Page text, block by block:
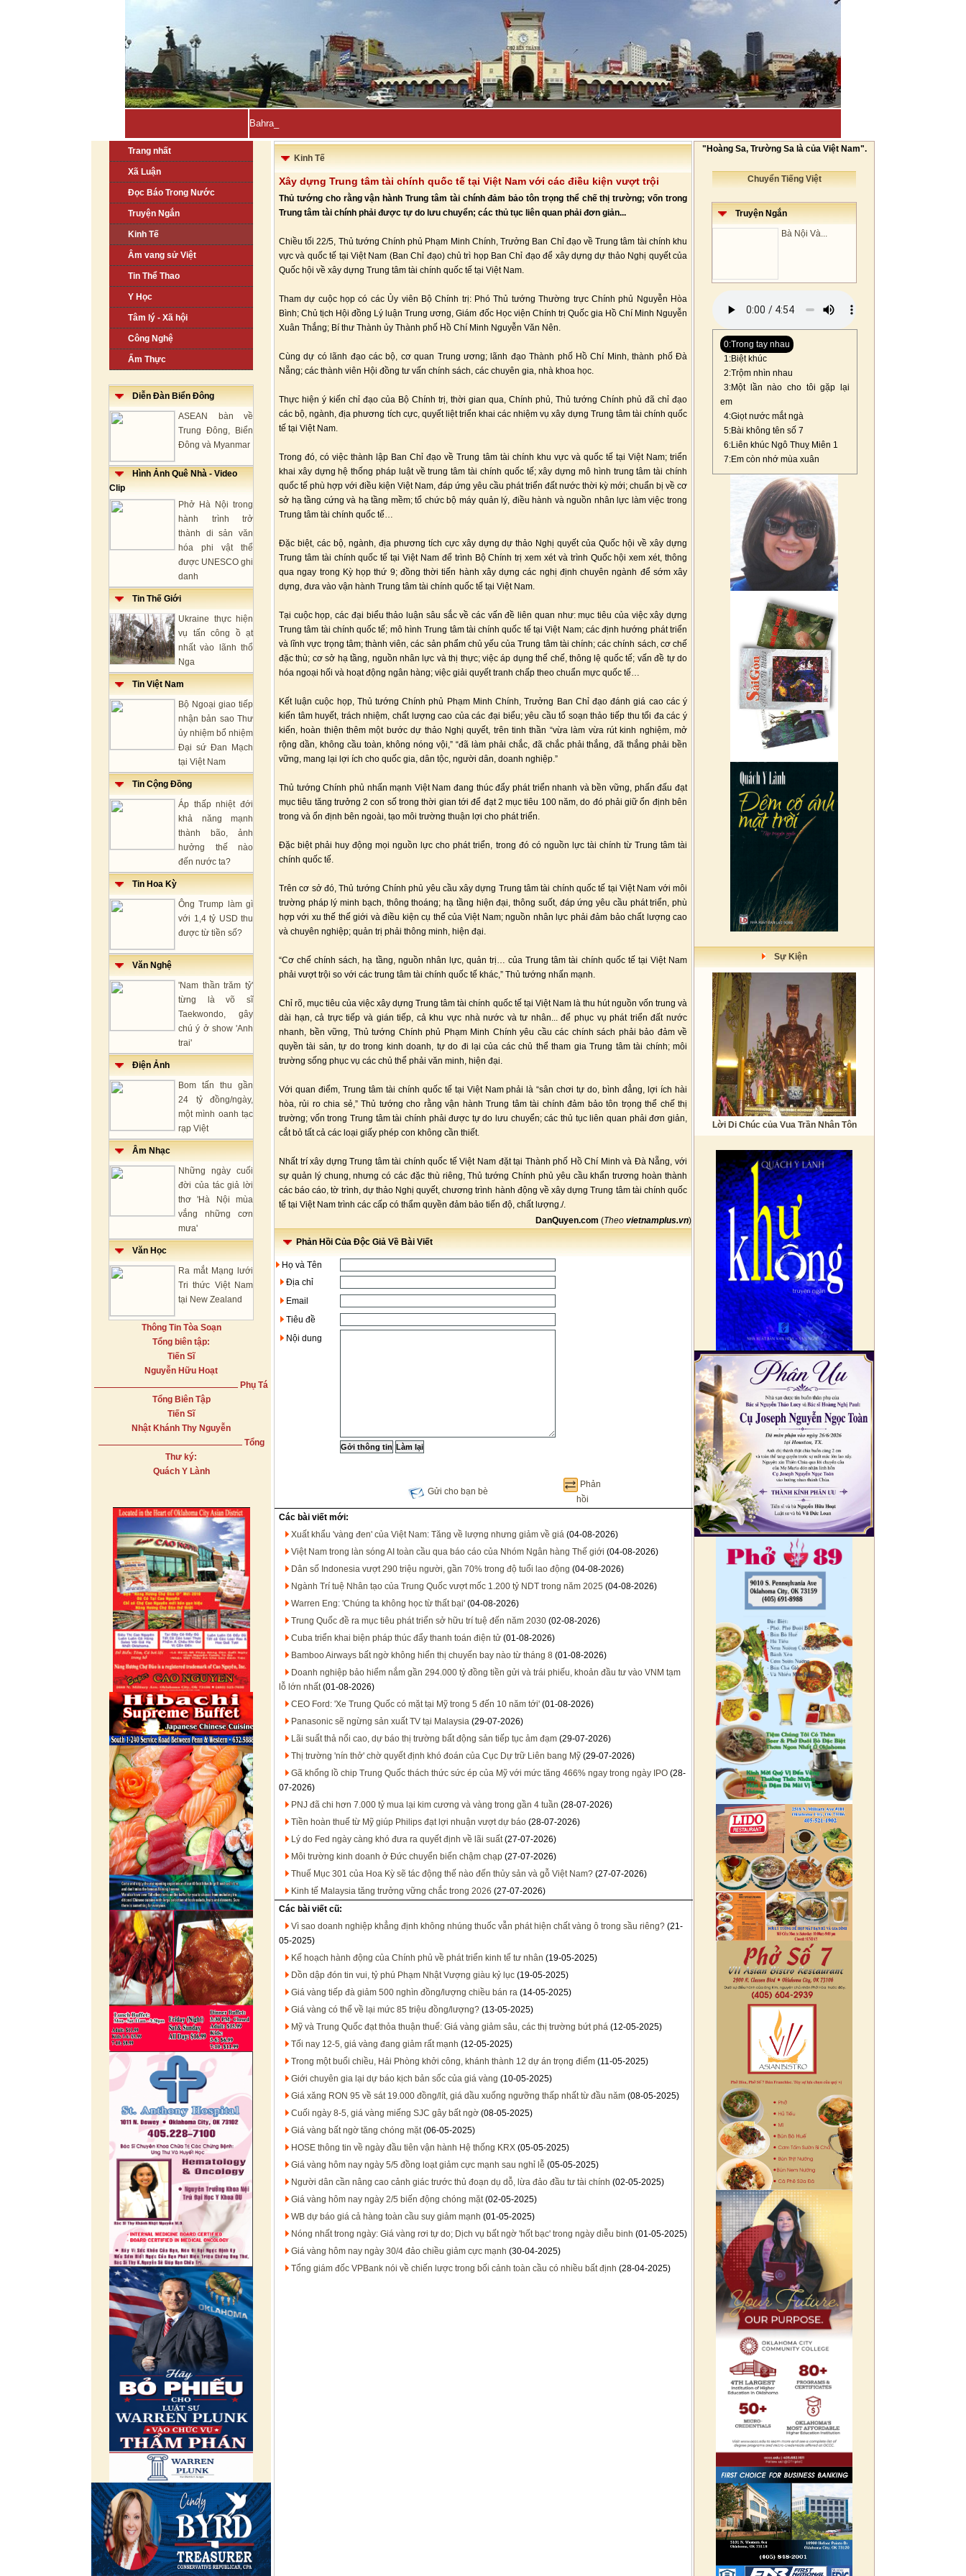
Bahrain, Kuwait tuyên bố đẩy l-
Trang nhất
Xã Luận
Đọc Báo Trong Nước
Truyện Ngắn
Kinh Tế
Âm vang sử Việt
Tin Thể Thao
Y Học
Tâm lý - Xã hội
Công Nghệ
Ẩm Thực
Diễn Đàn Biển Đông
ASEAN bàn về
Trung Đông, Biển
Đông và Myanmar
Hình Ảnh Quê Nhà - Video
Clip
Phở Hà Nội trong
hành trình trở
thành di sản văn
hóa phi vật thể
được UNESCO ghi
danh
Tin Thế Giới
Ukraine thực hiện
vụ tấn công ồ ạt
nhất vào lãnh thổ
Nga
Tin Việt Nam
Bộ Ngoại giao tiếp
nhận bản sao Thư
ủy nhiệm bổ nhiệm
Đại sứ Đan Mạch
tại Việt Nam
Tin Cộng Đồng
Áp thấp nhiệt đới
khả năng mạnh
thành bão, ảnh
hưởng thế nào
đến nước ta?
Tin Hoa Kỳ
Ông Trump làm gì
với 1,4 tỷ USD thu
được từ tiền số?
Văn Nghệ
'Nam thần trăm tỷ'
từng là võ sĩ
Taekwondo, gây
chú ý ở show 'Anh
trai'
Điện Ảnh
Bom tấn thu gần
24 tỷ đồng/ngày,
một mình oanh tạc
rạp Việt
Âm Nhạc
Những ngày cuối
đời của tác giả lời
thơ 'Hà Nội mùa
vắng những cơn
mưa'
Văn Học
Ra mắt Mạng lưới
Tri thức Việt Nam
tại New Zealand
Thông Tin Tòa Soạn
Tổng biên tập:
Tiến Sĩ
Nguyễn Hữu Hoạt
Phụ Tá
Tổng Biên Tập
Tiến Sĩ
Nhật Khánh Thy Nguyễn
Tổng
Thư ký:
Quách Y Lành
Kinh Tế
Xây dựng Trung tâm tài chính quốc tế tại Việt Nam với các điều kiện vượt trội
Thủ tướng cho rằng vận hành Trung tâm tài chính đảm bảo tôn trọng thể chế thị trường; vốn trong
Trung tâm tài chính phải được tự do lưu chuyển; các thủ tục liên quan phải đơn giản...
Chiều tối 22/5, Thủ tướng Chính phủ Phạm Minh Chính, Trưởng Ban Chỉ đạo về Trung tâm tài chính khu
vực và quốc tế tại Việt Nam (Ban Chỉ đạo) chủ trì họp Ban Chỉ đạo để xây dựng dự thảo Nghị quyết của
Quốc hội về xây dựng Trung tâm tài chính quốc tế tại Việt Nam.
Tham dự cuộc họp có các Ủy viên Bộ Chính trị: Phó Thủ tướng Thường trực Chính phủ Nguyễn Hòa
Bình; Chủ tịch Hội đồng Lý luận Trung ương, Giám đốc Học viện Chính trị Quốc gia Hồ Chí Minh Nguyễn
Xuân Thắng; Bí thư Thành ủy Thành phố Hồ Chí Minh Nguyễn Văn Nên.
Cùng dự có lãnh đạo các bộ, cơ quan Trung ương; lãnh đạo Thành phố Hồ Chí Minh, thành phố Đà
Nẵng; các thành viên Hội đồng tư vấn chính sách, các chuyên gia, nhà khoa học.
Thực hiện ý kiến chỉ đạo của Bộ Chính trị, thời gian qua, Chính phủ, Thủ tướng Chính phủ đã chỉ đạo
các bộ, ngành, địa phương tích cực, quyết liệt triển khai các nhiệm vụ xây dựng Trung tâm tài chính quốc
tế tại Việt Nam.
Trong đó, có việc thành lập Ban Chỉ đạo về Trung tâm tài chính khu vực và quốc tế tại Việt Nam; triển
khai xây dựng hệ thống pháp luật về trung tâm tài chính quốc tế; xây dựng mô hình trung tâm tài chính
quốc tế phù hợp với điều kiện Việt Nam, đáp ứng yêu cầu phát triển đất nước thời kỳ mới; chuẩn bị về cơ
sở hạ tầng cứng và hạ tầng mềm; tổ chức bộ máy quản lý, điều hành và nguồn nhân lực làm việc trong
Trung tâm tài chính quốc tế…
Đặc biệt, các bộ, ngành, địa phương tích cực xây dựng dự thảo Nghị quyết của Quốc hội về xây dựng
Trung tâm tài chính quốc tế tại Việt Nam để trình Bộ Chính trị xem xét và trình Quốc hội xem xét, thông
qua ngay trong Kỳ họp thứ 9; đồng thời tiến hành xây dựng các nghị định chuyên ngành để sớm xây
dựng, đưa vào vận hành Trung tâm tài chính quốc tế tại Việt Nam.
Tại cuộc họp, các đại biểu thảo luận sâu sắc về các vấn đề liên quan như: mục tiêu của việc xây dựng
Trung tâm tài chính quốc tế; mô hình Trung tâm tài chính quốc tế tại Việt Nam; các định hướng phát triển
và lĩnh vực trọng tâm; thành viên, các sản phẩm chủ yếu của Trung tâm tài chính; các chính sách, cơ chế
đặc thù; cơ sở hạ tầng, nguồn nhân lực và thị thực; việc áp dụng thể chế, thông lệ quốc tế; vấn đề tự do
hóa ngoại hối và hoạt động ngân hàng; việc giải quyết tranh chấp theo chuẩn mực quốc tế…
Kết luận cuộc họp, Thủ tướng Chính phủ Phạm Minh Chính, Trưởng Ban Chỉ đạo đánh giá cao các ý
kiến tâm huyết, trách nhiệm, chất lượng cao của các đại biểu; yêu cầu tổ soạn thảo tiếp thu tối đa các ý
kiến, hoàn thiện thêm một bước dự thảo Nghị quyết, trên tinh thần “vừa làm vừa rút kinh nghiệm, mở
rộng dần, không cầu toàn, không nóng vội,” “đã làm phải chắc, đã chắc phải thắng, đã thắng phải bền
vững, mang lại lợi ích cho quốc gia, dân tộc, người dân, doanh nghiệp.”
Thủ tướng Chính phủ nhấn mạnh Việt Nam đang thúc đẩy phát triển nhanh và bền vững, phấn đấu đạt
mục tiêu tăng trưởng 2 con số trong thời gian tới để đạt 2 mục tiêu 100 năm, do đó phải giữ ổn định bên
trong và ổn định bên ngoài, tạo môi trường thuận lợi cho phát triển.
Đặc biệt phải huy động mọi nguồn lực cho phát triển, trong đó có nguồn lực tài chính từ Trung tâm tài
chính quốc tế.
Trên cơ sở đó, Thủ tướng Chính phủ yêu cầu xây dựng Trung tâm tài chính quốc tế tại Việt Nam với môi
trường pháp lý minh bạch, thông thoáng; hạ tầng hiện đại, thông suốt, đáp ứng yêu cầu phát triển, phù
hợp với xu thế thế giới và điều kiện cụ thể của Việt Nam; nguồn nhân lực phải đảm bảo chất lượng cao
và chuyên nghiệp; quản trị phải thông minh, hiện đại.
“Cơ chế chính sách, hạ tầng, nguồn nhân lực, quản trị… của Trung tâm tài chính quốc tế tại Việt Nam
phải vượt trội so với các trung tâm tài chính quốc tế khác,” Thủ tướng nhấn mạnh.
Chỉ rõ, mục tiêu của việc xây dựng Trung tâm tài chính quốc tế tại Việt Nam là thu hút nguồn vốn trung và
dài hạn, cả trực tiếp và gián tiếp, cả khu vực nhà nước và tư nhân... để phục vụ phát triển đất nước
nhanh, bền vững, Thủ tướng Chính phủ Phạm Minh Chính yêu cầu các chính sách phải bảo đảm về
quyền tài sản, tự do trong kinh doanh, tự do đi lại của các chủ thể tham gia Trung tâm tài chính; môi
trường sống phục vụ các chủ thể phải văn minh, hiện đại.
Với quan điểm, Trung tâm tài chính quốc tế tại Việt Nam phải là “sân chơi tự do, bình đẳng, lợi ích hài
hòa, rủi ro chia sẻ,” Thủ tướng cho rằng vận hành Trung tâm tài chính đảm bảo tôn trọng thể chế thị
trường; vốn trong Trung tâm tài chính phải được tự do lưu chuyển; các thủ tục liên quan phải đơn giản,
cắt bỏ tất cả các loại giấy phép con không cần thiết.
Nhất trí xây dựng Trung tâm tài chính quốc tế Việt Nam đặt tại Thành phố Hồ Chí Minh và Đà Nẵng, với
sự quản lý chung, nhưng có các đặc thù riêng, Thủ tướng Chính phủ yêu cầu khẩn trương hoàn thành
các báo cáo, tờ trình, dự thảo Nghị quyết, chương trình hành động về xây dựng Trung tâm tài chính quốc
tế tại Việt Nam trình các cấp có thẩm quyền đảm bảo tiến độ, chất lượng./.
DanQuyen.com (Theo vietnamplus.vn)
Phản Hồi Của Độc Giả Về Bài Viết
Họ và Tên
Địa chỉ
Email
Tiêu đề
Nội dung
Gửi cho bạn bè
Phản
hồi
Các bài viết mới:
Xuất khẩu 'vàng đen' của Việt Nam: Tăng về lượng nhưng giảm về giá (04-08-2026)
Việt Nam trong làn sóng AI toàn cầu qua báo cáo của Nhóm Ngân hàng Thế giới (04-08-2026)
Dân số Indonesia vượt 290 triệu người, gần 70% trong độ tuổi lao động (04-08-2026)
Ngành Trí tuệ Nhân tạo của Trung Quốc vượt mốc 1.200 tỷ NDT trong năm 2025 (04-08-2026)
Warren Eng: 'Chúng ta không học từ thất bại' (04-08-2026)
Trung Quốc đề ra mục tiêu phát triển sở hữu trí tuệ đến năm 2030 (02-08-2026)
Cuba triển khai biện pháp thúc đẩy thanh toán điện tử (01-08-2026)
Bamboo Airways bất ngờ không hiển thị chuyến bay nào từ tháng 8 (01-08-2026)
Doanh nghiệp bảo hiểm nắm gần 294.000 tỷ đồng tiền gửi và trái phiếu, khoản đầu tư vào VNM tạm
lỗ lớn nhất(01-08-2026)
CEO Ford: 'Xe Trung Quốc có mặt tại Mỹ trong 5 đến 10 năm tới' (01-08-2026)
Panasonic sẽ ngừng sản xuất TV tại Malaysia (29-07-2026)
Lãi suất thả nổi cao, dự báo thị trường bất động sản tiếp tục ảm đạm (29-07-2026)
Thị trường 'nín thở' chờ quyết định khó đoán của Cục Dự trữ Liên bang Mỹ (29-07-2026)
Gã khổng lồ chip Trung Quốc thách thức sức ép của Mỹ với mức tăng 466% ngay trong ngày IPO (28-
07-2026)
PNJ đã chi hơn 7.000 tỷ mua lại kim cương và vàng trong gần 4 tuần (28-07-2026)
Tiền hoàn thuế từ Mỹ giúp Philips đạt lợi nhuận vượt dự báo (28-07-2026)
Lý do Fed ngày càng khó đưa ra quyết định về lãi suất(27-07-2026)
Môi trường kinh doanh ở Đức chuyển biến chậm chạp (27-07-2026)
Thuế Mục 301 của Hoa Kỳ sẽ tác động thế nào đến thủy sản và gỗ Việt Nam? (27-07-2026)
Kinh tế Malaysia tăng trưởng vững chắc trong 2026 (27-07-2026)
Các bài viết cũ:
Vì sao doanh nghiệp khẳng định không nhúng thuốc vẫn phát hiện chất vàng ô trong sầu riêng? (21-
05-2025)
Kế hoạch hành động của Chính phủ về phát triển kinh tế tư nhân (19-05-2025)
Dồn dập đón tin vui, tỷ phú Phạm Nhật Vượng giàu kỷ lục (19-05-2025)
Giá vàng tiếp đà giảm 500 nghìn đồng/lượng chiều bán ra (14-05-2025)
Giá vàng có thể về lại mức 85 triệu đồng/lượng? (13-05-2025)
Mỹ và Trung Quốc đạt thỏa thuận thuế: Giá vàng giảm sâu, các thị trường bứt phá (12-05-2025)
Tối nay 12-5, giá vàng đang giảm rất mạnh (12-05-2025)
Trong một buổi chiều, Hải Phòng khởi công, khánh thành 12 dự án trọng điểm (11-05-2025)
Giới chuyên gia lại dự báo kịch bản sốc của giá vàng (10-05-2025)
Giá xăng RON 95 về sát 19.000 đồng/lít, giá dầu xuống ngưỡng thấp nhất từ đầu năm (08-05-2025)
Cuối ngày 8-5, giá vàng miếng SJC gây bất ngờ (08-05-2025)
Giá vàng bất ngờ tăng chóng mặt(06-05-2025)
HOSE thông tin về ngày đầu tiên vận hành Hệ thống KRX (05-05-2025)
Giá vàng hôm nay ngày 5/5 đồng loạt giảm cực mạnh sau nghỉ lễ (05-05-2025)
Người dân cần nâng cao cảnh giác trước thủ đoạn dụ dỗ, lừa đảo đầu tư tài chính (02-05-2025)
Giá vàng hôm nay ngày 2/5 biến động chóng mặt(02-05-2025)
WB dự báo giá cả hàng toàn cầu suy giảm mạnh (01-05-2025)
Nóng nhất trong ngày: Giá vàng rơi tự do; Dịch vụ bất ngờ 'hốt bạc' trong ngày diễu binh (01-05-2025)
Giá vàng hôm nay ngày 30/4 đảo chiều giảm cực mạnh (30-04-2025)
Tổng giám đốc VPBank nói về chiến lược trong bối cảnh toàn cầu có nhiều bất định (28-04-2025)
"Hoàng Sa, Trường Sa là của Việt Nam".
Chuyển Tiếng Việt
Truyện Ngắn
Bà Nội Và...
0:Trong tay nhau
1:Biệt khúc
2:Trộm nhìn nhau
3:Một lần nào cho tôi gặp lại
em
4:Giọt nước mắt ngà
5:Bài không tên số 7
6:Liên khúc Ngô Thuỵ Miên 1
7:Em còn nhớ mùa xuân
Sự Kiện
Lời Di Chúc của Vua Trần Nhân Tôn